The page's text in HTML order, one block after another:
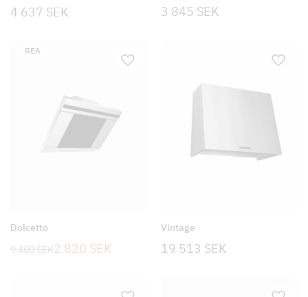
4 637 SEK 3 845 SEK
REA
Dolcetto
9 400SEK
Det
2 820 SEK
Det
Vintage
19 513 SEK